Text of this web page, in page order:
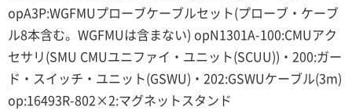
opA3P:WGFMUプローブケーブルセット(プローブ・ケーブ
ル8本含む。WGFMUは含まない) opN1301A-100:CMUアク
セサリ(SMU CMUユニファイ・ユニット(SCUU))・200:ガー
ド・スイッチ・ユニット(GSWU)・202:GSWUケーブル(3m)
op:16493R-802×2:マグネットスタンド